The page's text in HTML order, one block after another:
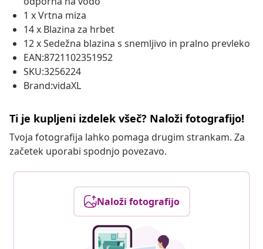
1 x Vrtna miza
14 x Blazina za hrbet
12 x Sedežna blazina s snemljivo in pralno prevleko
EAN:8721102351952
SKU:3256224
Brand:vidaXL
Ti je kupljeni izdelek všeč? Naloži fotografijo!
Tvoja fotografija lahko pomaga drugim strankam. Za
začetek uporabi spodnjo povezavo.
Naloži fotografijo